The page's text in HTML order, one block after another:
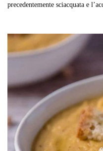
precedentemente sciacquata e